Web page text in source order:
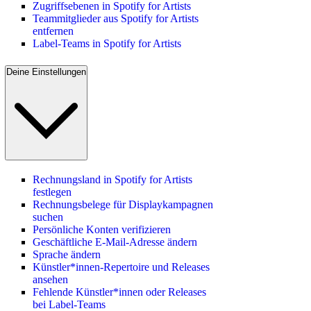
Zugriffsebenen in Spotify for Artists
Teammitglieder aus Spotify for Artists
entfernen
Label-Teams in Spotify for Artists
Deine Einstellungen
Rechnungsland in Spotify for Artists
festlegen
Rechnungsbelege für Displaykampagnen
suchen
Persönliche Konten verifizieren
Geschäftliche E-Mail-Adresse ändern
Sprache ändern
Künstler*innen-Repertoire und Releases
ansehen
Fehlende Künstler*innen oder Releases
bei Label-Teams